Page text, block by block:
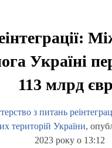
Україні
113 млрд
з питань
територій України,
2023 року о 13:12